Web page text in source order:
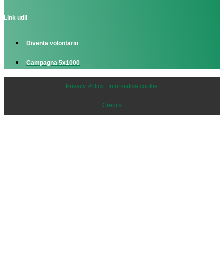
Link utili
Diventa volontario
Campagna 5x1000
Privacy Policy | Informativa cookie
Credits